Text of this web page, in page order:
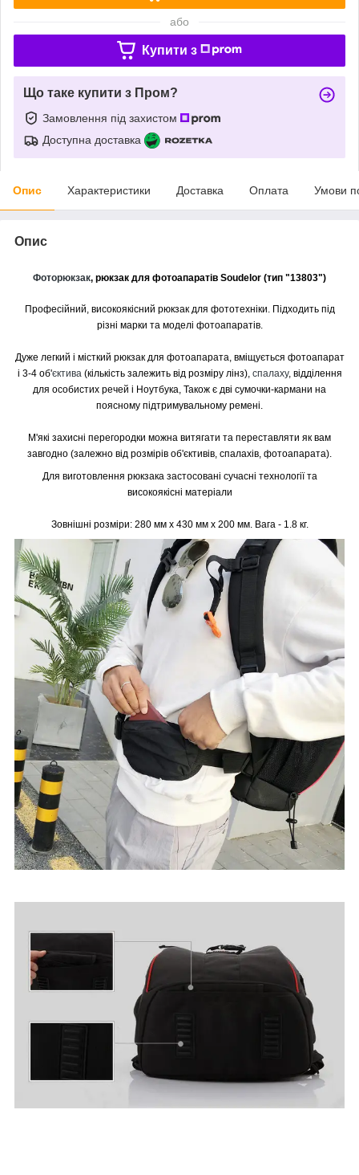
або
Купити з
Що таке купити з Пром?
Замовлення під захистом
Доступна доставка
Опис Характеристики Доставка Оплата Умови
Опис
Фоторюкзак, рюкзак для фотоапаратів Soudelor (тип "13803")
Професійний, високоякісний рюкзак для фототехніки. Підходить під
різні марки та моделі фотоапаратів.
Дуже легкий і місткий рюкзак для фотоапарата, вміщується фотоапарат
і 3-4 об'єктива (кількість залежить від розміру лінз), спалаху, відділення
для особистих речей і Ноутбука, Також є дві сумочки-кармани на
поясному підтримувальному ремені.
М'які захисні перегородки можна витягати та переставляти як вам
завгодно (залежно від розмірів об'єктивів, спалахів, фотоапарата).
Для виготовлення рюкзака застосовані сучасні технології та
високоякісні матеріали
Зовнішні розміри: 280 мм x 430 мм x 200 мм. Вага - 1.8 кг.